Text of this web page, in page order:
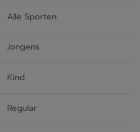
Alle Sporten
Jongens
Kind
Regular